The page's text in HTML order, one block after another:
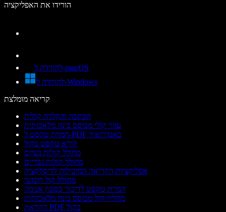
הורידו את האפליקציה
להורדה ל-macOS
להורדה ל-Windows
קריאה מומלצת
הכתבה והקלדה קולית
עוזר קולי מבוסס בינה מלאכותית
המרת טקסט ל-PDF באנדרואיד
קורא טקסט בקול
מחולל קולות נשיים
מחולל קולות גבריים
אפליקציות הקריאה המובילות לדיסלקציה
מחולל קול רובוטי
המרת טקסט לדיבור בסגנון אנימה
מחליף קול מבוסס בינה מלאכותית
הקראת PDF בקול